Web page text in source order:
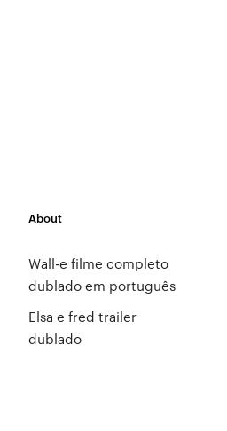
About
Wall-e filme completo
dublado em português
Elsa e fred trailer
dublado